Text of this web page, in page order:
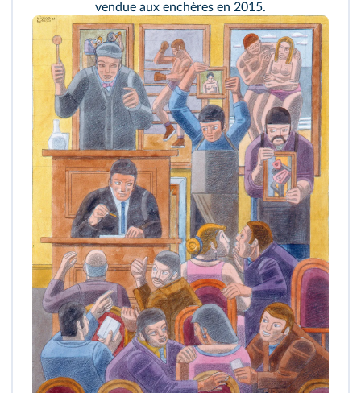
vendue aux enchères en 2015.